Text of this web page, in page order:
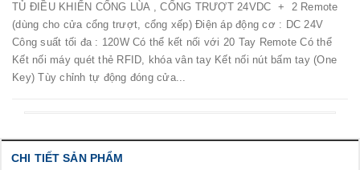
TỦ ĐIỀU KHIỂN CỔNG LÙA , CỔNG TRƯỢT 24VDC + 2 Remote
(dùng cho cửa cổng trượt, cổng xếp) Điện áp động cơ : DC 24V
Công suất tối đa : 120W Có thể kết nối với 20 Tay Remote Có thể
Kết nối máy quét thẻ RFID, khóa vân tay Kết nối nút bấm tay (One
Key) Tùy chỉnh tự động đóng cửa...
CHI TIẾT SẢN PHẨM